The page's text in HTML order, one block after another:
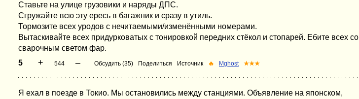
Ставьте на улице грузовики и наряды ДПС.
Сгружайте всю эту ересь в багажник и сразу в утиль.
Тормозите всех уродов с нечитаемыми/изменёнными номерами.
Вытаскивайте всех придурковатых с тонировкой передних стёкол и стопарей. Ебите всех со
сварочным светом фар.
5
+ 544 – Обсудить (35) Поделиться Источник 🔥 Mghost ★★★
Я ехал в поезде в Токио. Мы остановились между станциями. Объявление на японском,